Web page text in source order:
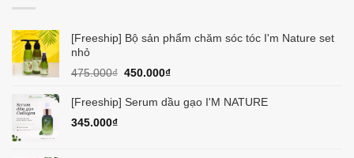
[Freeship] Bộ sản phẩm chăm sóc tóc I'm Nature set
nhỏ
475.000₫ Giá
là:
450.000₫Giá
tại
[Freeship] Serum dầu gạo I'M NATURE
345.000₫